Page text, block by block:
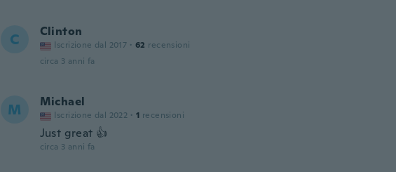
C Clinton
Iscrizione dal 2017 · 62 recensioni
circa 3 anni fa
M Michael
Iscrizione dal 2022 · 1 recensioni
Just great 👍
circa 3 anni fa